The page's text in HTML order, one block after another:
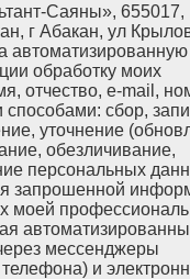
Саяны», 655017,
г Абакан, ул
автоматизированную
обработку моих
отчество, e-mail,
сбор,
уточнение
обезличивание,
персональных
запрошенной
моей
мессенджеры
и